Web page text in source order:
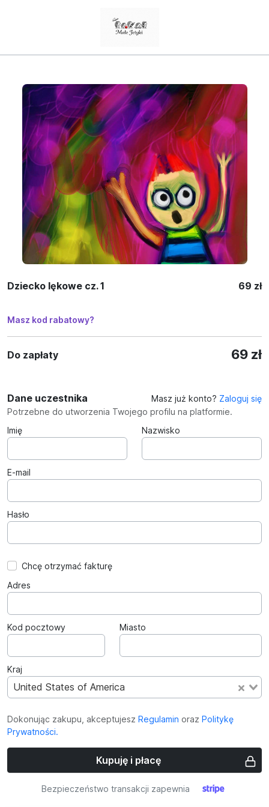
Dziecko lękowe cz. 1 69 zł
Masz kod rabatowy?
Do zapłaty 69 zł
Dane uczestnika Masz już konto? Zaloguj się
Potrzebne do utworzenia Twojego profilu na platformie.
Imię
Nazwisko
E-mail
Hasło
Chcę otrzymać fakturę
Adres
Kod pocztowy Miasto
Kraj
United States of America
Dokonując zakupu, akceptujesz Regulamin oraz Politykę
Prywatności.
Kupuję i płacę
Bezpieczeństwo transakcji zapewnia